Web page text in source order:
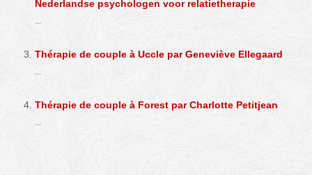
Nederlandse psychologen voor relatietherapie
Thérapie de couple à Uccle par Geneviève Ellegaard
Thérapie de couple à Forest par Charlotte Petitjean